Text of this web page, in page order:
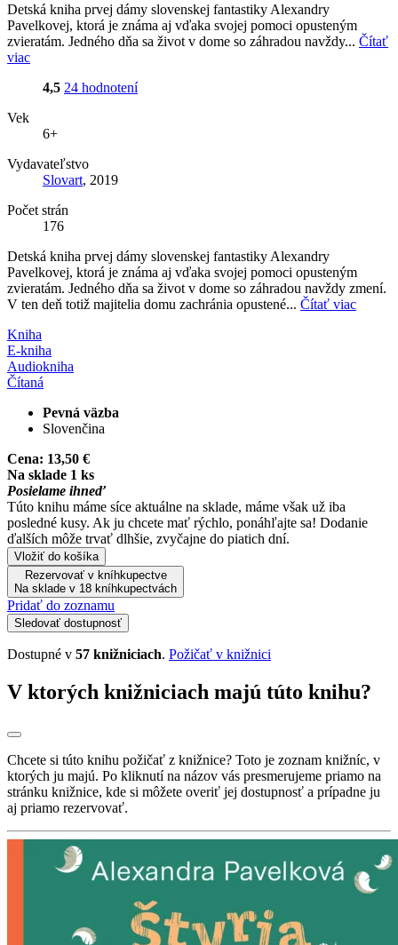
Detská kniha prvej dámy slovenskej fantastiky Alexandry
Pavelkovej, ktorá je známa aj vďaka svojej pomoci opusteným
zvieratám. Jedného dňa sa život v dome so záhradou navždy... Čítať
viac
4,5 24 hodnotení
Vek
6+
Vydavateľstvo
Slovart, 2019
Počet strán
176
Detská kniha prvej dámy slovenskej fantastiky Alexandry
Pavelkovej, ktorá je známa aj vďaka svojej pomoci opusteným
zvieratám. Jedného dňa sa život v dome so záhradou navždy zmení.
V ten deň totiž majitelia domu zachránia opustené... Čítať viac
Kniha
E-kniha
Audiokniha
Čítaná
Pevná väzba
Slovenčina
Cena: 13,50 €
Na sklade 1 ks
Posielame ihneď
Túto knihu máme síce aktuálne na sklade, máme však už iba
posledné kusy. Ak ju chcete mať rýchlo, ponáhľajte sa! Dodanie
ďalších môže trvať dlhšie, zvyčajne do piatich dní.
Vložiť do košíka
Rezervovať v kníhkupectve
Na sklade v 18 kníhkupectvách
Pridať do zoznamu
Sledovať dostupnosť
Dostupné v 57 knižniciach. Požičať v knižnici
V ktorých knižniciach majú túto knihu?
Chcete si túto knihu požičať z knižnice? Toto je zoznam knižníc, v
ktorých ju majú. Po kliknutí na názov vás presmerujeme priamo na
stránku knižnice, kde si môžete overiť jej dostupnosť a prípadne ju
aj priamo rezervovať.